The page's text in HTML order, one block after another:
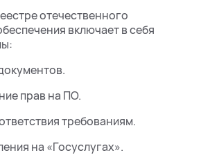
отечественного
включает в себя
прав на ПО.
требованиям.
на «Госуслугах».